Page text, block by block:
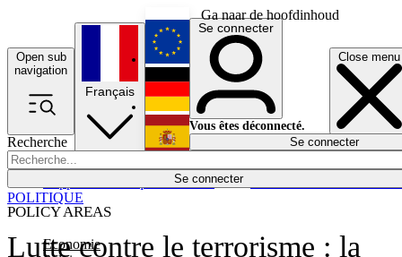
Ga naar de hoofdinhoud
Open sub
navigation
Close menu
Recherche
Se connecter
POLICY AREAS
Economie
Économie
Français
English
Deutsch
Español
Se connecter
Vous êtes déconnecté.
Se connecter
Lutte contre le terrorisme : la
POLITIQUE